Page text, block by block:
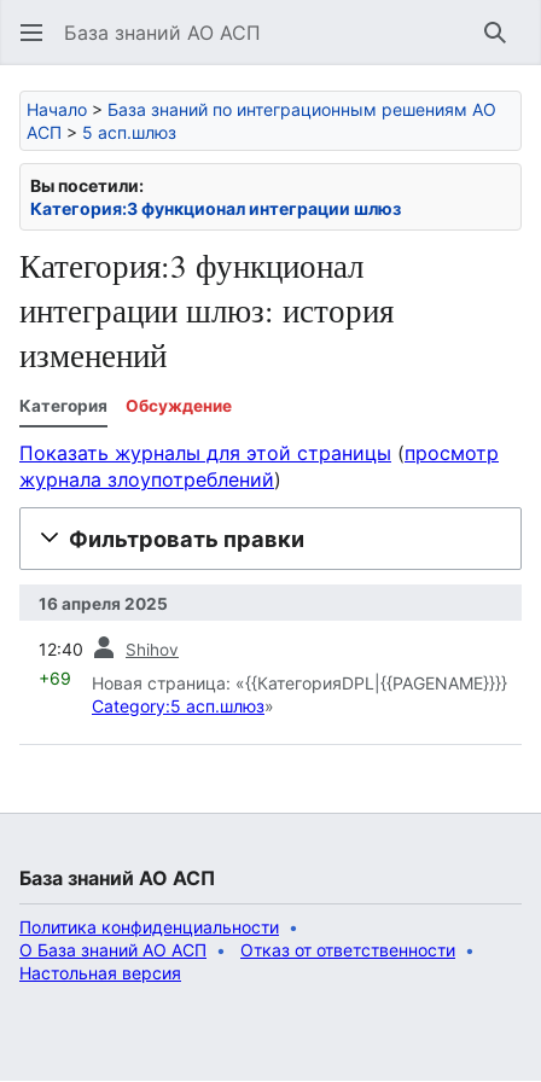
База знаний АО АСП
Начало > База знаний по интеграционным решениям АО
АСП > 5 асп.шлюз
Вы посетили:
Категория:3 функционал интеграции шлюз
Категория:3 функционал
интеграции шлюз: история
изменений
Категория Обсуждение
Показать журналы для этой страницы (просмотр
журнала злоупотреблений)
Фильтровать правки
16 апреля 2025
12:40 Shihov
+69
Новая страница: «{{КатегорияDPL|{{PAGENAME}}}}
Category:5 асп.шлюз»
База знаний АО АСП
Политика конфиденциальности
О База знаний АО АСП
Отказ от ответственности
Настольная версия